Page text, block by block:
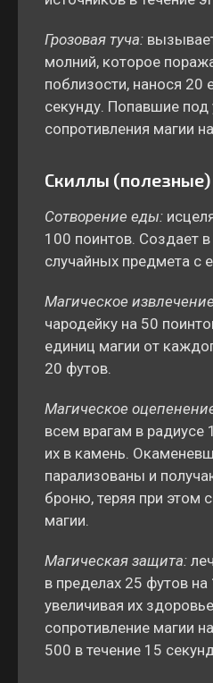
Грозовая туча:
молний, ​​которое
поблизости, нанося 20
секунду. Попавшие под
сопротивления магии
Скиллы (полезные)
Сотворение еды:
100 поинтов. Создает в
случайных предмета с
Магическое
чародейку на 50
единиц магии от
20 футов.
Магическое
всем врагам в радиусе
их в камень.
парализованы и
броню, теряя при этом
магии.
Магическая защита:
в пределах 25 футов
увеличивая их
сопротивление магии
500 в течение 15